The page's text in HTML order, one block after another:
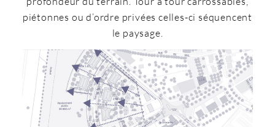
piétonnes ou d’ordre privées celles-ci séquencent
le paysage.